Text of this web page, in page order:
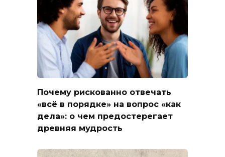
Почему рискованно отвечать
«всё в порядке» на вопрос «как
дела»: о чем предостерегает
древняя мудрость